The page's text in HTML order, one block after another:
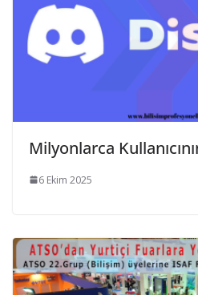
Milyonlarca
6 Ekim 2025